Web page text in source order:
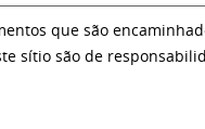
que são
sítio são de